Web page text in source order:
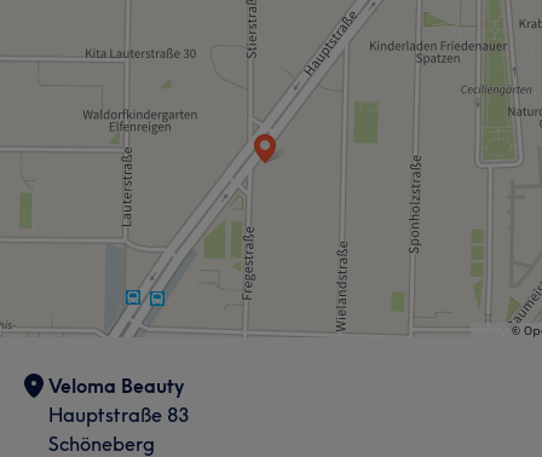
Veloma Beauty
Hauptstraße 83
Schöneberg